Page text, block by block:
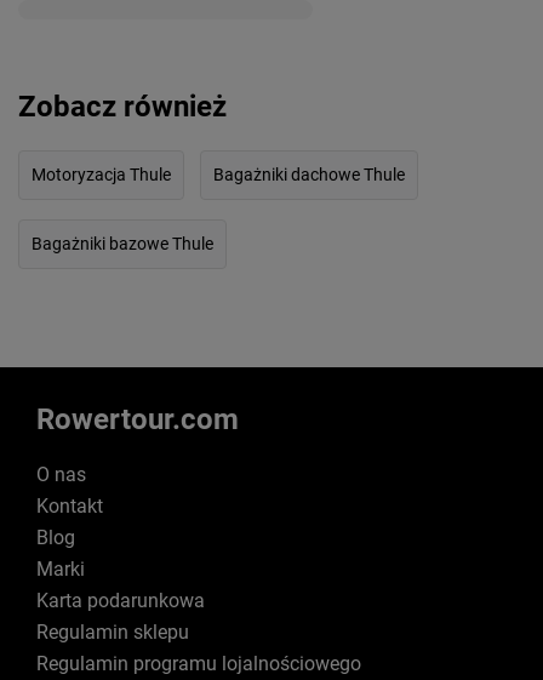
Zobacz również
Motoryzacja Thule Bagażniki dachowe Thule
Bagażniki bazowe Thule
Rowertour.com
O nas
Kontakt
Blog
Marki
Karta podarunkowa
Regulamin sklepu
Regulamin programu lojalnościowego